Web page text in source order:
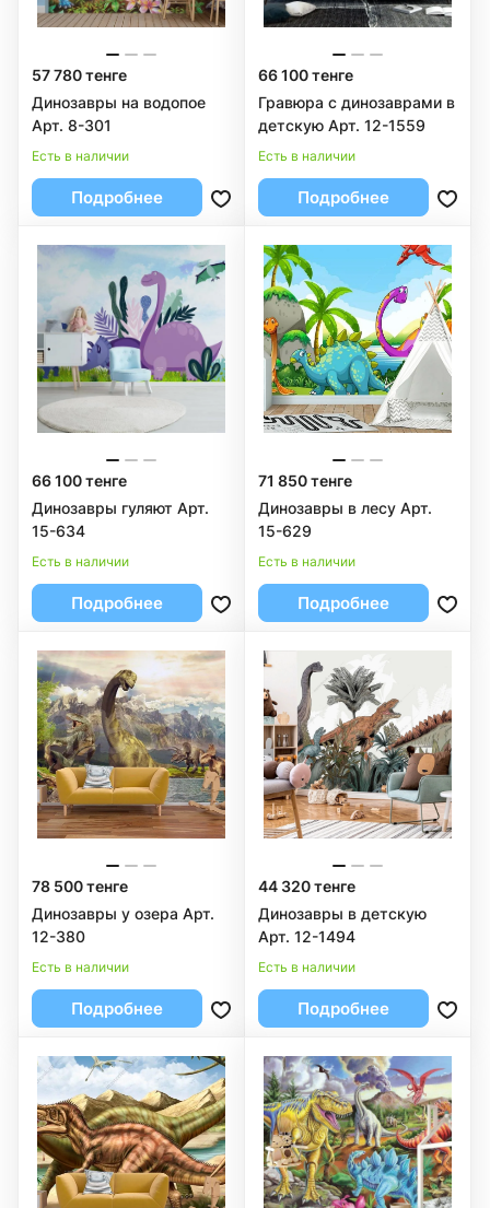
57 780 тенге
Динозавры на водопое
Арт. 8-301
Есть в наличии
Подробнее
66 100 тенге
Гравюра с динозаврами в
детскую Арт. 12-1559
Есть в наличии
Подробнее
66 100 тенге
Динозавры гуляют Арт.
15-634
Есть в наличии
Подробнее
71 850 тенге
Динозавры в лесу Арт.
15-629
Есть в наличии
Подробнее
78 500 тенге
Динозавры у озера Арт.
12-380
Есть в наличии
Подробнее
44 320 тенге
Динозавры в детскую
Арт. 12-1494
Есть в наличии
Подробнее